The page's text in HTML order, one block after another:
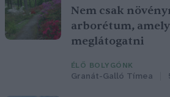
Nem csak
arborétum,
meglátogatni
ÉLŐ BOLYGÓNK
Granát-Galló Tímea